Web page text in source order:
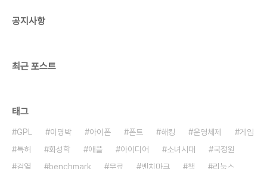
공지사항
최근 포스트
태그
GPL 이명박 아이폰 폰트 해킹 운영체제
게임
특허
화성학 애플 아이디어 소녀시대
국정원
검열
benchmark 무료 벤치마크 책
리눅스